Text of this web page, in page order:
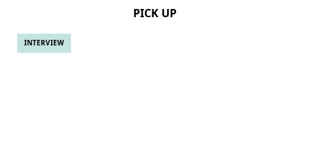
PICK UP
INTERVIEW